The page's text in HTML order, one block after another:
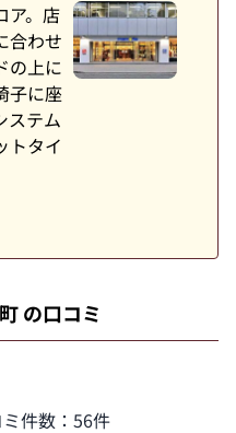
ア。店
合わせ
の上に
子に座
ステム
トタイ
の口コミ
件数：56件